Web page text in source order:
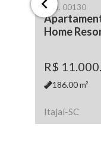
Cód. 00130
Home
R$
186.00m²
Itajaí-SC